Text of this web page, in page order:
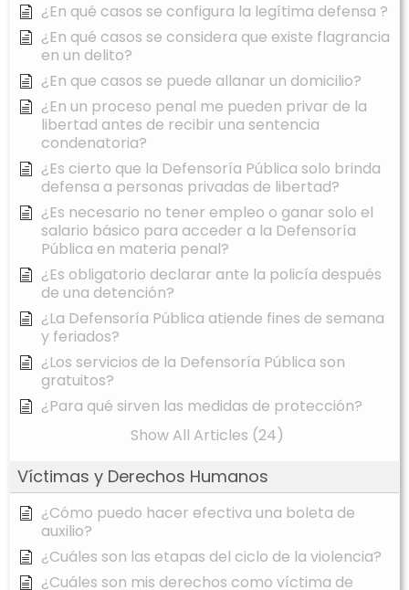
¿En qué casos se configura la legítima defensa ?
¿En qué casos se considera que existe flagrancia
en un delito?
¿En que casos se puede allanar un domicilio?
¿En un proceso penal me pueden privar de la
libertad antes de recibir una sentencia
condenatoria?
¿Es cierto que la Defensoría Pública solo brinda
defensa a personas privadas de libertad?
¿Es necesario no tener empleo o ganar solo el
salario básico para acceder a la Defensoría
Pública en materia penal?
¿Es obligatorio declarar ante la policía después
de una detención?
¿La Defensoría Pública atiende fines de semana
y feriados?
¿Los servicios de la Defensoría Pública son
gratuitos?
¿Para qué sirven las medidas de protección?
Show All Articles (24)
Víctimas y Derechos Humanos
¿Cómo puedo hacer efectiva una boleta de
auxilio?
¿Cuáles son las etapas del ciclo de la violencia?
¿Cuáles son mis derechos como víctima de